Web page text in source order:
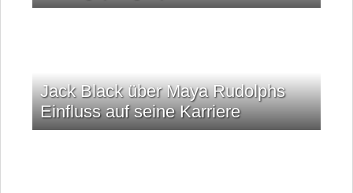
Jack Black über Maya Rudolphs
Einfluss auf seine Karriere